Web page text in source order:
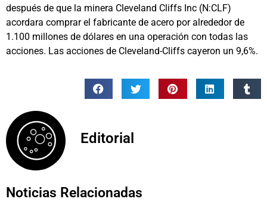
después de que la minera Cleveland Cliffs Inc (N:CLF)
acordara comprar el fabricante de acero por alrededor de
1.100 millones de dólares en una operación con todas las
acciones. Las acciones de Cleveland-Cliffs cayeron un 9,6%.
Editorial
Noticias Relacionadas